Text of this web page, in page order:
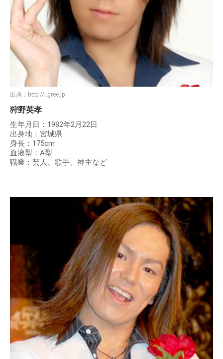
出典： http://i.gree.jp
狩野英孝
生年月日：1982年2月22日
出身地：宮城県
身長：175cm
血液型：A型
職業：芸人、歌手、神主など